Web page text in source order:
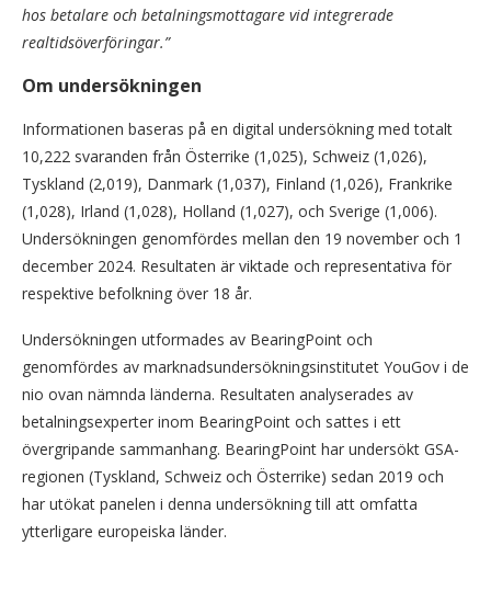
hos betalare och betalningsmottagare vid integrerade
realtidsöverföringar.”
Om undersökningen
Informationen baseras på en digital undersökning med totalt
10,222 svaranden från Österrike (1,025), Schweiz (1,026),
Tyskland (2,019), Danmark (1,037), Finland (1,026), Frankrike
(1,028), Irland (1,028), Holland (1,027), och Sverige (1,006).
Undersökningen genomfördes mellan den 19 november och 1
december 2024. Resultaten är viktade och representativa för
respektive befolkning över 18 år.
Undersökningen utformades av BearingPoint och
genomfördes av marknadsundersökningsinstitutet YouGov i de
nio ovan nämnda länderna. Resultaten analyserades av
betalningsexperter inom BearingPoint och sattes i ett
övergripande sammanhang. BearingPoint har undersökt GSA-
regionen (Tyskland, Schweiz och Österrike) sedan 2019 och
har utökat panelen i denna undersökning till att omfatta
ytterligare europeiska länder.